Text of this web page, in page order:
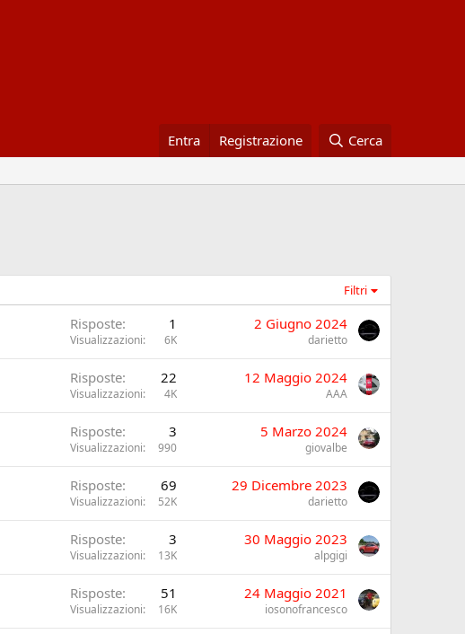
Entra Registrazione Cerca
Filtri
Risposte 1
Visualizzazioni 6K
2 Giugno 2024
darietto
Risposte 22
Visualizzazioni 4K
12 Maggio 2024
AAA
Risposte 3
Visualizzazioni 990
5 Marzo 2024
giovalbe
Risposte 69
Visualizzazioni 52K
29 Dicembre 2023
darietto
Risposte 3
Visualizzazioni 13K
30 Maggio 2023
alpgigi
Risposte 51
Visualizzazioni 16K
24 Maggio 2021
iosonofrancesco